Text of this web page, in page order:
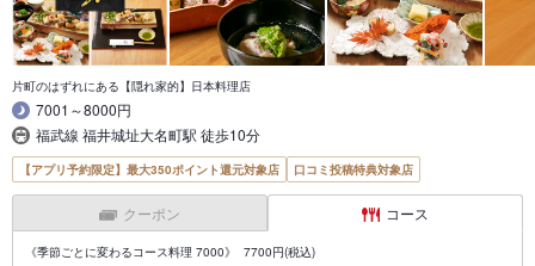
片町のはずれにある【隠れ家的】日本料理店
7001～8000円
福武線 福井城址大名町駅 徒歩10分
【アプリ予約限定】最大350ポイント還元対象店 口コミ投稿特典対象店
クーポン コース
《季節ごとに変わるコース料理 7000》 7700円(税込)